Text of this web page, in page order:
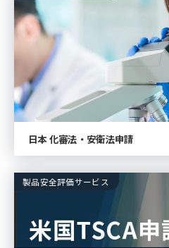
日本 化審法・安衛法申請
製品安全評価サービス